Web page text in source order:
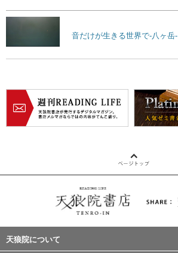
音だけが生きる世界で-八ヶ岳-
天狼院について